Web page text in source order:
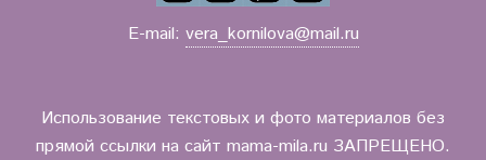
E-mail: vera_kornilova@mail.ru
Использование текстовых и фото материалов без
прямой ссылки на сайт mama-mila.ru ЗАПРЕЩЕНО.